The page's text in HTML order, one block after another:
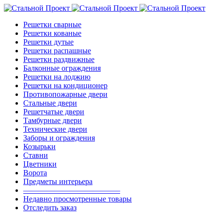
Решетки сварные
Решетки кованые
Решетки дутые
Решетки распашные
Решетки раздвижные
Балконные ограждения
Решетки на лоджию
Решетки на кондиционер
Противопожарные двери
Стальные двери
Решетчатые двери
Тамбурные двери
Технические двери
Заборы и ограждения
Козырьки
Ставни
Цветники
Ворота
Предметы интерьера
————————————–
Недавно просмотренные товары
Отследить заказ